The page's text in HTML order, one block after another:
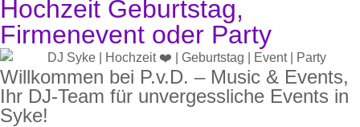
Hochzeit Geburtstag,
Firmenevent oder Party
Willkommen bei P.v.D. – Music & Events,
Ihr DJ-Team für unvergessliche Events in
Syke!